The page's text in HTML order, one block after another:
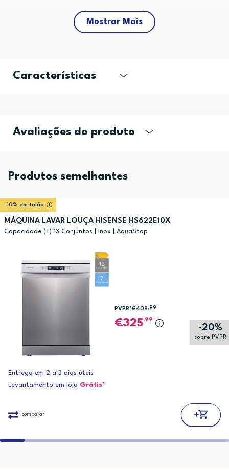
Mostrar Mais
Características
Avaliações do produto
Produtos semelhantes
-10% em talão
MÁQUINA LAVAR LOUÇA HISENSE HS622E10X
Capacidade (T) 13 Conjuntos | Inox | AquaStop
-20%
sobre PVPR
PVPR*€409,99
325,99
Entrega em 2 a 3 dias úteis
Levantamento em loja Grátis*
comparar